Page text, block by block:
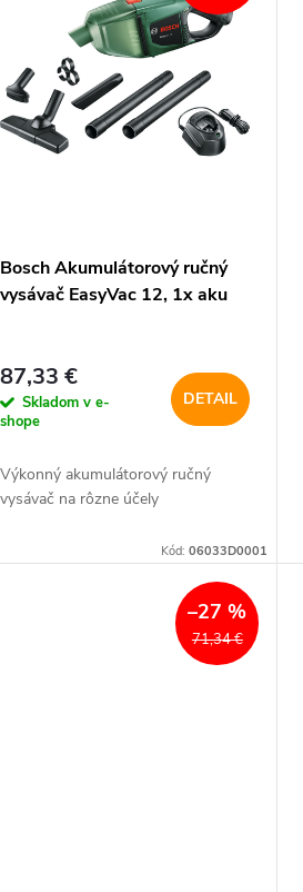
Bosch Akumulátorový ručný
vysávač EasyVac 12, 1x aku
87,33 €
Skladom v e-
shope
DETAIL
Výkonný akumulátorový ručný
vysávač na rôzne účely
Kód:06033D0001
71,34 €
–27 %